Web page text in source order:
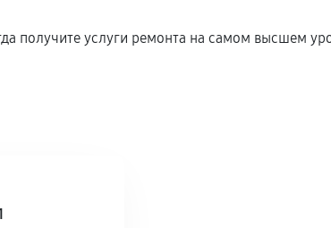
получите услуги ремонта на самом высшем